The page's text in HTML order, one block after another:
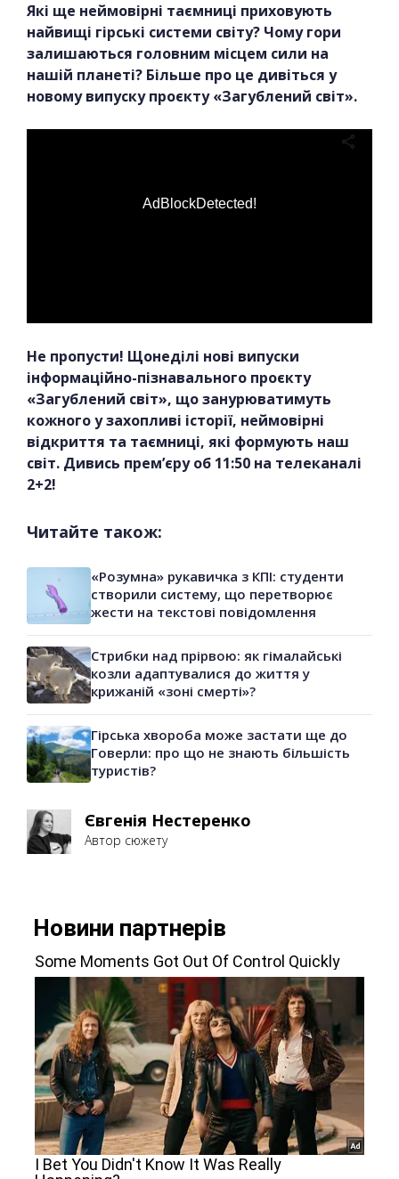
Які ще неймовірні таємниці приховують
найвищі гірські системи світу? Чому гори
залишаються головним місцем сили на
нашій планеті? Більше про це дивіться у
новому випуску проєкту «Загублений світ».
AdBlockDetected!
Не пропусти! Щонеділі нові випуски
інформаційно-пізнавального проєкту
«Загублений світ», що занурюватимуть
кожного у захопливі історії, неймовірні
відкриття та таємниці, які формують наш
світ. Дивись прем’єру об 11:50 на телеканалі
2+2!
Читайте також:
«Розумна» рукавичка з КПІ: студенти
створили систему, що перетворює
жести на текстові повідомлення
Стрибки над прірвою: як гімалайські
козли адаптувалися до життя у
крижаній «зоні смерті»?
Гірська хвороба може застати ще до
Говерли: про що не знають більшість
туристів?
Євгенія Нестеренко
Автор сюжету